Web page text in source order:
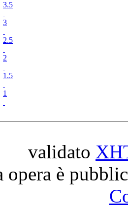
3.5
3
2.5
2
1.5
1
validato
opera è